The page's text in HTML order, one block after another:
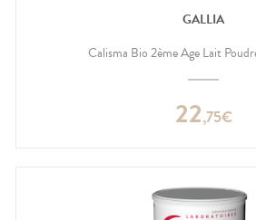
GALLIA
Calisma Bio 2ème Age Lait
22,75€